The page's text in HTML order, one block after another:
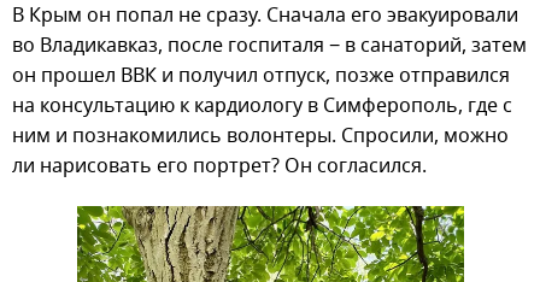
В Крым он попал не сразу. Сначала его эвакуировали
во Владикавказ, после госпиталя − в санаторий, затем
он прошел ВВК и получил отпуск, позже отправился
на консультацию к кардиологу в Симферополь, где с
ним и познакомились волонтеры. Спросили, можно
ли нарисовать его портрет? Он согласился.